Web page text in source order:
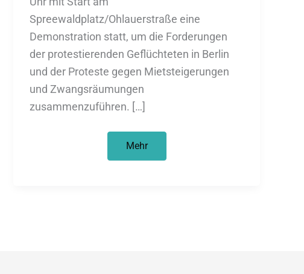
Spreewaldplatz/Ohlauerstraße eine
Demonstration statt, um die Forderungen
der protestierenden Geflüchteten in Berlin
und der Proteste gegen Mietsteigerungen
und Zwangsräumungen
zusammenzuführen. […]
UNITED
//
Mehr